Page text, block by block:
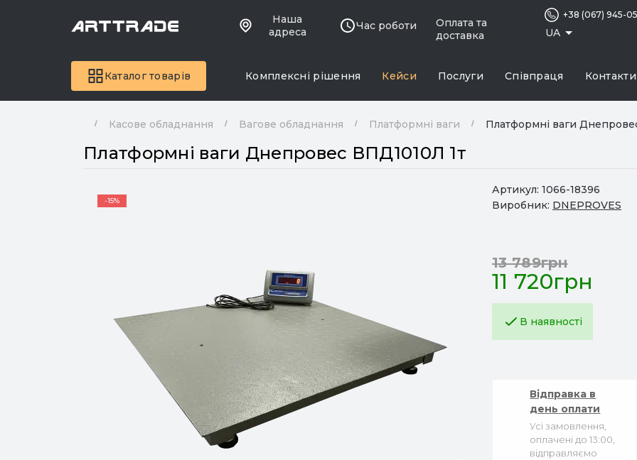
Наша
адреса
Час роботи
Оплата та
доставка
UA
+38 (067) 945-
Каталог товарів Комплексні рішення Кейси Послуги Співпраця Контакти
Касове обладнання Вагове обладнання Платформні ваги Платформні ваги
Платформні ваги Днепровес ВПД1010Л 1т
-15%
Артикул: 1066-18396
Виробник: DNEPROVES
11 720грн
13 789грн
В наявності
Відправка в
день оплати
Усі замовлення,
оплачені до 13:00,
відправляємо